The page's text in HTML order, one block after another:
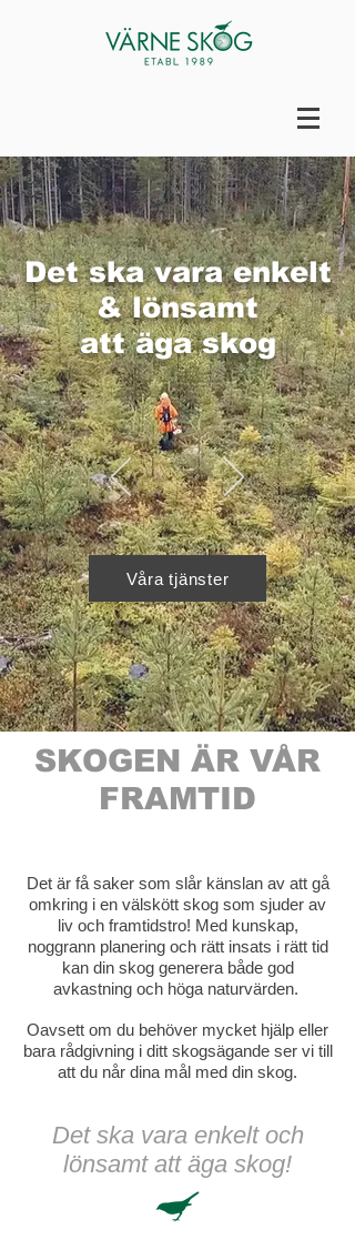
Det ska vara enkelt
& lönsamt
att äga skog
Våra tjänster
SKOGEN ÄR VÅR
FRAMTID
Det är få saker som slår känslan av att gå
omkring i en välskött skog som sjuder av
liv och framtidstro! Med kunskap,
noggrann planering och rätt insats i rätt tid
kan din skog generera både god
avkastning och höga naturvärden.
Oavsett om du behöver mycket hjälp eller
bara rådgivning i ditt skogsägande ser vi till
att du når dina mål med din skog.
Det ska vara enkelt och
lönsamt att äga skog!